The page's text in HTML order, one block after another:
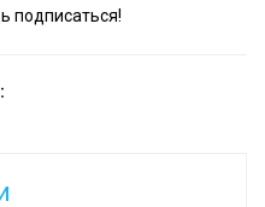
подписаться!